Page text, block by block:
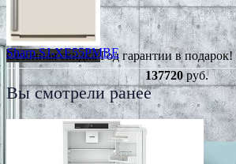
Сезонная скидкаГод гарантии в подарок!
Sharp SJ-XE55PMBE
137720руб.
Вы смотрели ранее